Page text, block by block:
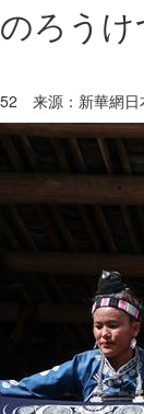
ろう
来源：新華網日